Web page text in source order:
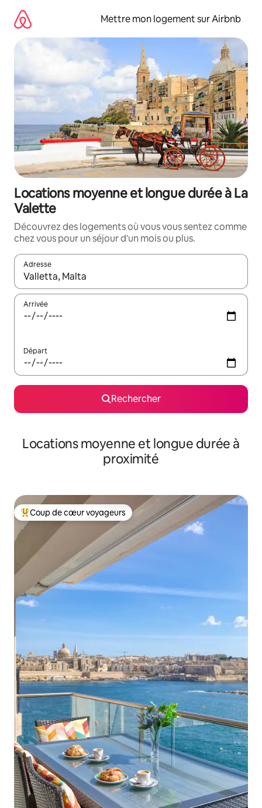
directement
contenu
Mettre mon logement sur Airbnb
Locations moyenne et longue durée à La
Valette
Découvrez des logements où vous vous sentez comme
chez vous pour un séjour d'un mois ou plus.
Adresse
Lorsque les résultats s'affichent, utilisez les flèches vers le
Arrivée
Départ
Rechercher
Locations moyenne et longue durée à
proximité
Coups de cœur voyageurs les plus appréciés
Coup de cœur voyageurs